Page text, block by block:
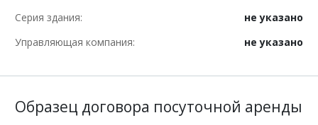
Серия здания:
не указано
Управляющая компания:
не указано
Образец договора посуточной аренды